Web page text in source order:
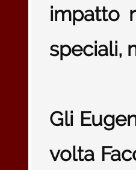
impatto
speciali,
Gli
volta